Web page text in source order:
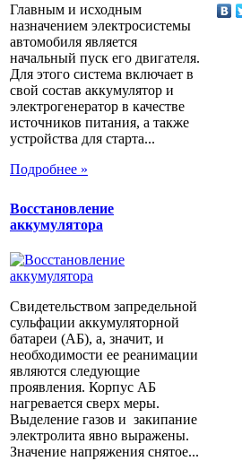
Главным и исходным
назначением электросистемы
автомобиля является
начальный пуск его двигателя.
Для этого система включает в
свой состав аккумулятор и
электрогенератор в качестве
источников питания, а также
устройства для старта...
Подробнее »
Восстановление
аккумулятора
Свидетельством запредельной
сульфации аккумуляторной
батареи (АБ), а, значит, и
необходимости ее реанимации
являются следующие
проявления. Корпус АБ
нагревается сверх меры.
Выделение газов и закипание
электролита явно выражены.
Значение напряжения снятое...